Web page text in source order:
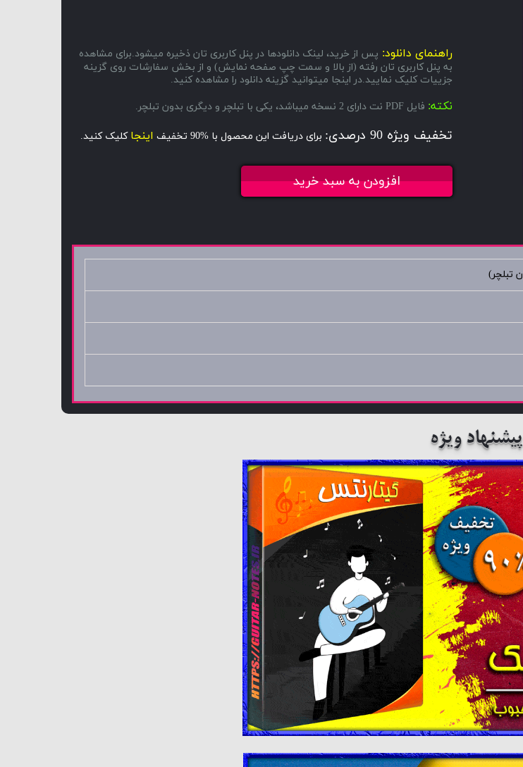
راهنمای دانلود: پس از خرید، لینک دانلودها در پنل کاربری تان ذخیره میشود.برای مشاهده
به پنل کاربری تان رفته (از بالا و سمت چپ صفحه نمایش) و از بخش سفارشات روی گزینه
جزییات کلیک نمایید.در اینجا میتوانید گزینه دانلود را مشاهده کنید.
نکته: فایل PDF نت دارای 2 نسخه میباشد، یکی با تبلچر و دیگری بدون تبلچر.
تخفیف ویژه 90 درصدی: برای دریافت این محصول با %90 تخفیف اینجا کلیک کنید.
افزودن به سبد خرید
پیشنهاد ویژه